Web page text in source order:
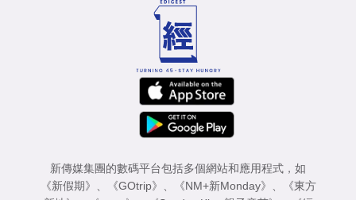
新傳媒集團的數碼平台包括多個網站和應用程式，如
《新假期》
《GOtrip》 《NM+新Monday》
《東方